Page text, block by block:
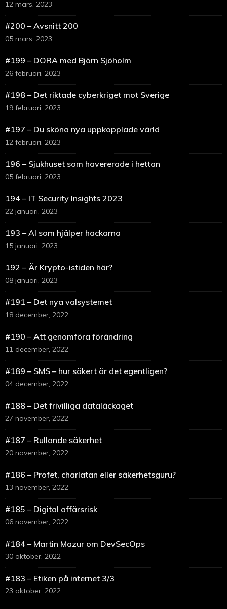
12 mars, 2023
#200 – Avsnitt 200
05 mars, 2023
#199 – DORA med Björn Sjöholm
26 februari, 2023
#198 – Det riktade cyberkriget mot Sverige
19 februari, 2023
#197 – Du sköna nya uppkopplade värld
12 februari, 2023
196 – Sjukhuset som havererade i hettan
05 februari, 2023
194 – IT Security Insights 2023
22 januari, 2023
193 – AI som hjälper hackarna
15 januari, 2023
192 – Är Krypto-istiden här?
08 januari, 2023
#191 – Det nya valsystemet
18 december, 2022
#190 – Att genomföra förändring
11 december, 2022
#189 – SMS – hur säkert är det egentligen?
04 december, 2022
#188 – Det frivilliga dataläckaget
27 november, 2022
#187 – Rullande säkerhet
20 november, 2022
#186 – Profet, charlatan eller säkerhetsguru?
13 november, 2022
#185 – Digital affärsrisk
06 november, 2022
#184 – Martin Mazur om DevSecOps
30 oktober, 2022
#183 – Etiken på internet 3/3
23 oktober, 2022